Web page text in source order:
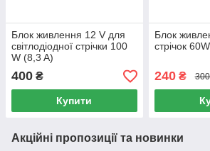
Блок живлення 12 V для
світлодіодної стрічки 100
W (8,3 A)
400 ₴
Купити
Блок
стрічок
240₴
Акційні пропозиції та новинки